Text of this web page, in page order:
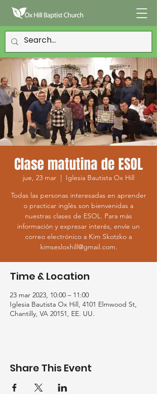
Clase matutina de ESOL
jue, 23 mar
  |
Iglesia Bautista Ox Hill
Todas las personas interesadas en aprender
o practicar inglés son bienvenidas a
nuestras clases de ESOL. Para más
información y expresar interés, envíe un
correo electrónico a Kim Skotzko a
kimsesloxhill@gmail.com.
Time & Location
23 mar 2023, 10:00 – 11:00
Iglesia Bautista Ox Hill, 4101 Elmwood St,
Chantilly, VA 20151, EE. UU.
Share This Event